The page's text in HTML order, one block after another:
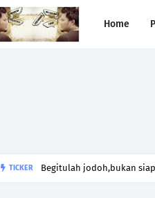
Home
TICKER
Begitulah jodoh,bukan